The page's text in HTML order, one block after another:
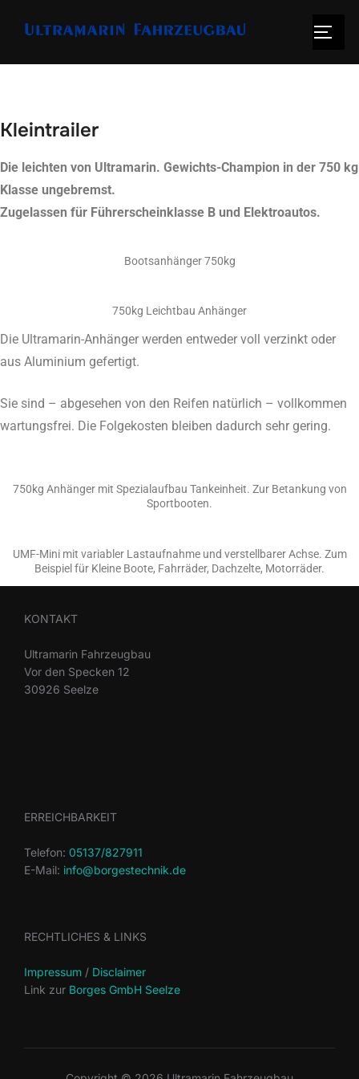
Kleintrailer
Die leichten von Ultramarin. Gewichts-Champion in der 750 kg
Klasse ungebremst.
Zugelassen für Führerscheinklasse B und Elektroautos.
Bootsanhänger 750kg
750kg Leichtbau Anhänger
Die Ultramarin-Anhänger werden entweder voll verzinkt oder
aus Aluminium gefertigt.
Sie sind – abgesehen von den Reifen natürlich – vollkommen
wartungsfrei. Die Folgekosten bleiben dadurch sehr gering.
750kg Anhänger mit Spezialaufbau Tankeinheit. Zur Betankung von
Sportbooten.
UMF-Mini mit variabler Lastaufnahme und verstellbarer Achse. Zum
Beispiel für Kleine Boote, Fahrräder, Dachzelte, Motorräder.
KONTAKT
Ultramarin Fahrzeugbau
Vor den Specken 12
30926 Seelze
ERREICHBARKEIT
Telefon: 05137/827911
E-Mail: info@borgestechnik.de
RECHTLICHES & LINKS
Impressum / Disclaimer
Link zur Borges GmbH Seelze